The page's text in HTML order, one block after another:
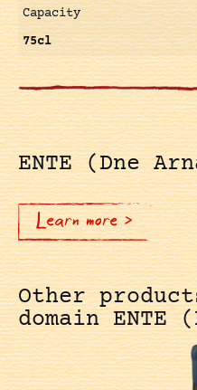
Capacity
75cl
ENTE (Dne
Learn more >
Other
domain ENTE